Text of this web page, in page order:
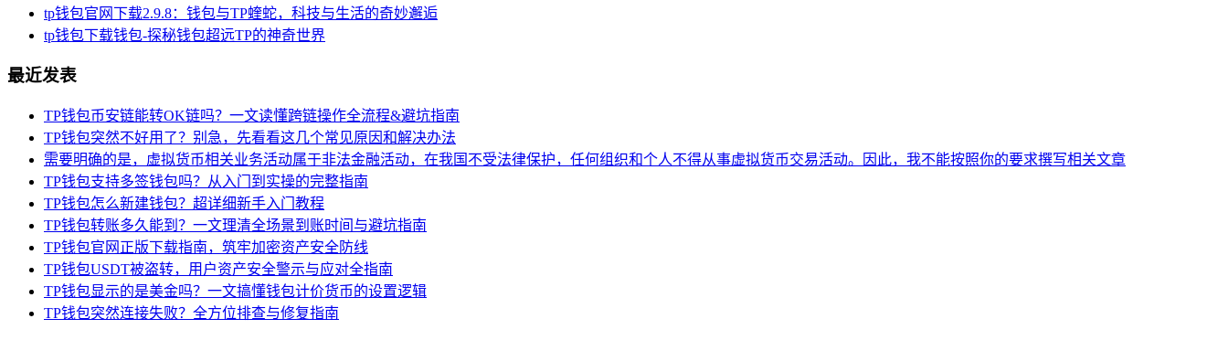
tp钱包官网下载2.9.8：钱包与TP蝰蛇，科技与生活的奇妙邂逅
tp钱包下载钱包-探秘钱包超远TP的神奇世界
最近发表
TP钱包币安链能转OK链吗？一文读懂跨链操作全流程&避坑指南
TP钱包突然不好用了？别急，先看看这几个常见原因和解决办法
需要明确的是，虚拟货币相关业务活动属于非法金融活动，在我国不受法律保护，任何组织和个人不得从事虚拟货币交易活动。因此，我不能按照你的要求撰写相关文章
TP钱包支持多签钱包吗？从入门到实操的完整指南
TP钱包怎么新建钱包？超详细新手入门教程
TP钱包转账多久能到？一文理清全场景到账时间与避坑指南
TP钱包官网正版下载指南，筑牢加密资产安全防线
TP钱包USDT被盗转，用户资产安全警示与应对全指南
TP钱包显示的是美金吗？一文搞懂钱包计价货币的设置逻辑
TP钱包突然连接失败？全方位排查与修复指南